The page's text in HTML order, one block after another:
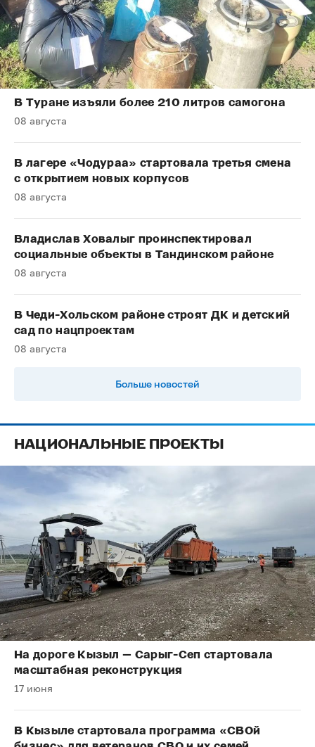
В Туране изъяли более 210 литров самогона
08 августа
В лагере «Чодураа» стартовала третья смена
с открытием новых корпусов
08 августа
Владислав Ховалыг проинспектировал
социальные объекты в Тандинском районе
08 августа
В Чеди-Хольском районе строят ДК и детский
сад по нацпроектам
08 августа
Больше новостей
НАЦИОНАЛЬНЫЕ ПРОЕКТЫ
На дороге Кызыл — Сарыг-Сеп стартовала
масштабная реконструкция
17 июня
В Кызыле стартовала программа «СВОй